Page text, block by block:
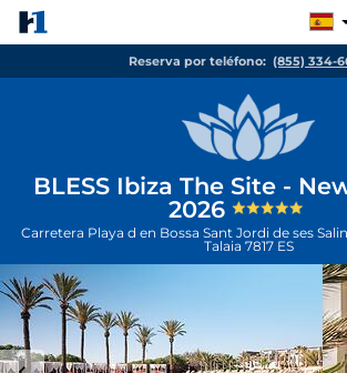
Reserva por teléfono: (855) 334-
BLESS Ibiza The Site -
2026
Carretera Playa d en Bossa Sant Jordi de ses
Talaia 7817 ES